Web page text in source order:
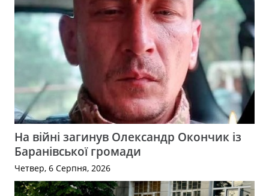
На війні загинув Олександр Окончик із
Баранівської громади
Четвер, 6 Серпня, 2026